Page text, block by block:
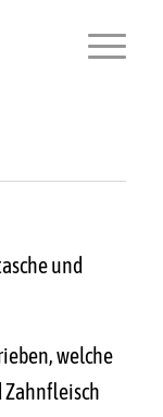
und
welche
Zahnfleisch